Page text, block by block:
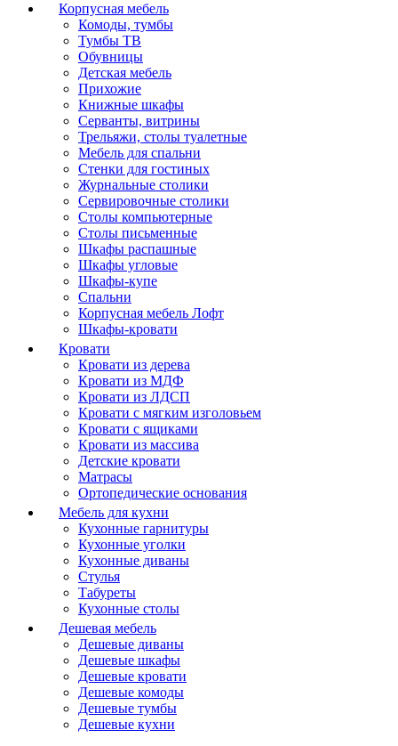
Корпусная мебель
Комоды, тумбы
Тумбы ТВ
Обувницы
Детская мебель
Прихожие
Книжные шкафы
Серванты, витрины
Трельяжи, столы туалетные
Мебель для спальни
Стенки для гостиных
Журнальные столики
Сервировочные столики
Столы компьютерные
Столы письменные
Шкафы распашные
Шкафы угловые
Шкафы-купе
Спальни
Корпусная мебель Лофт
Шкафы-кровати
Кровати
Кровати из дерева
Кровати из МДФ
Кровати из ЛДСП
Кровати с мягким изголовьем
Кровати с ящиками
Кровати из массива
Детские кровати
Матрасы
Ортопедические основания
Мебель для кухни
Кухонные гарнитуры
Кухонные уголки
Кухонные диваны
Стулья
Табуреты
Кухонные столы
Дешевая мебель
Дешевые диваны
Дешевые шкафы
Дешевые кровати
Дешевые комоды
Дешевые тумбы
Дешевые кухни